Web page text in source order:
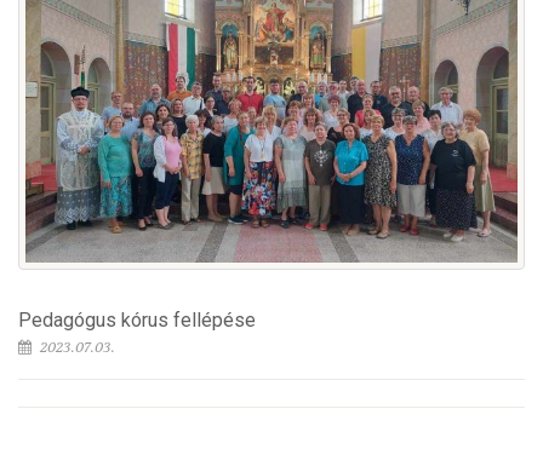
Pedagógus kórus fellépése
2023.07.03.